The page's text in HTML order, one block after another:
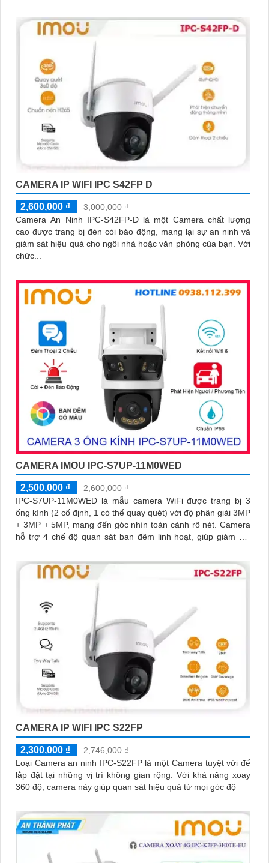
CAMERA IP WIFI IPC S42FP D
2,600,000 ₫
3,000,000 ₫
Camera An Ninh IPC-S42FP-D là một Camera chất lượng
cao được trang bị đèn còi báo động, mang lại sự an ninh và
giám sát hiệu quả cho ngôi nhà hoặc văn phòng của bạn. Với
chức...
CAMERA IMOU IPC-S7UP-11M0WED
2,500,000 ₫
2,600,000 ₫
IPC-S7UP-11M0WED là mẫu camera WiFi được trang bị 3
ống kính (2 cố định, 1 có thể quay quét) với độ phân giải 3MP
+ 3MP + 5MP, mang đến góc nhìn toàn cảnh rõ nét. Camera
hỗ trợ 4 chế độ quan sát ban đêm linh hoạt, giúp giám sát
CAMERA IP WIFI IPC S22FP
2,300,000 ₫
2,746,000 ₫
Loại Camera an ninh IPC-S22FP là một Camera tuyệt vời để
lắp đặt tại những vị trí không gian rộng. Với khả năng xoay
360 độ, camera này giúp quan sát hiệu quả từ mọi góc độ